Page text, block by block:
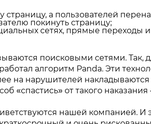
а пользователей
покинуть страницу;
сетях, прямые переходы и
поисковыми сетями. Так,
алгоритм Panda. Эти
на нарушителей
«спастись» от такого
нашей компанией. И